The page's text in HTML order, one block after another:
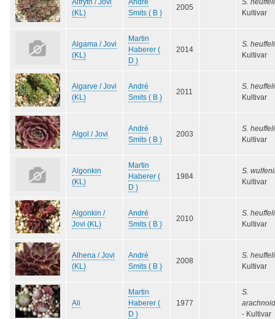
(KL)
Smits ( B )
2005
Kultivar
Algama / Jovi
(KL)
Martin
Haberer (
D )
2014
S.
Kultivar
Algarve / Jovi
(KL)
André
Smits ( B )
2011
S.
Kultivar
Algol / Jovi
André
Smits ( B )
2003
S.
Kultivar
Algonkin
(KL)
Martin
Haberer (
D )
1984
S.
Kultivar
Algonkin /
Jovi (KL)
André
Smits ( B )
2010
S.
Kultivar
Alhena / Jovi
(KL)
André
Smits ( B )
2008
S.
Kultivar
Ali
Martin
Haberer (
D )
1977
S.
- Kultivar